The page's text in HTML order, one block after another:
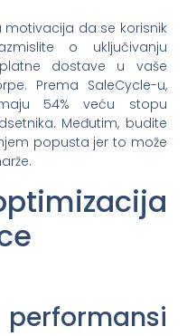
da se korisnik
o uključivanju
dostave u vaše
Prema SaleCycle-u,
54% veću stopu
Međutim, budite
popusta jer to može